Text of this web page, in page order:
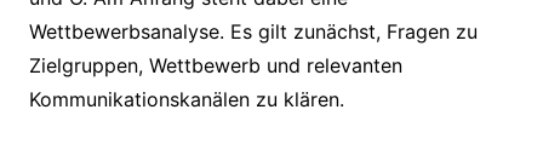
Wettbewerbsanalyse. Es gilt zunächst, Fragen zu
Zielgruppen, Wettbewerb und relevanten
Kommunikationskanälen zu klären.